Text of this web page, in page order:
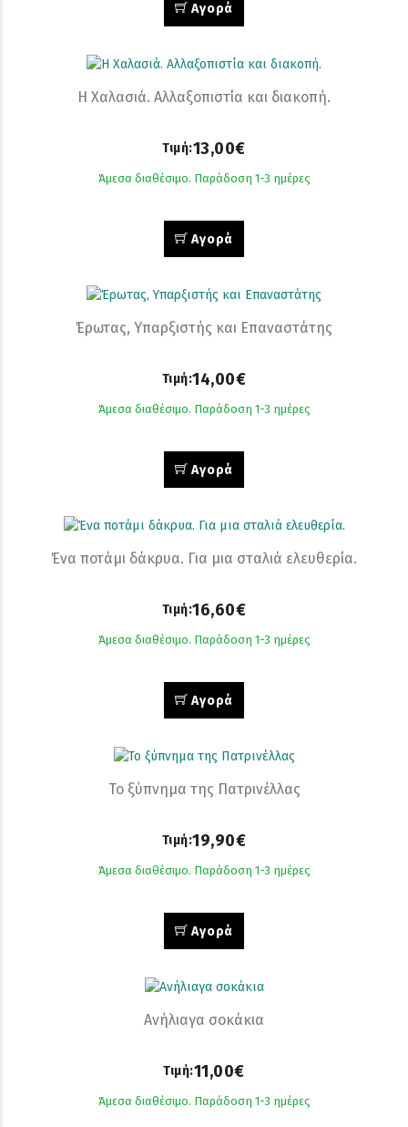
Αγορά
Η Χαλασιά. Αλλαξοπιστία και διακοπή.
Τιμή:13,00€
Άμεσα διαθέσιμο. Παράδοση 1-3 ημέρες
Αγορά
Έρωτας, Υπαρξιστής και Επαναστάτης
Τιμή:14,00€
Άμεσα διαθέσιμο. Παράδοση 1-3 ημέρες
Αγορά
Ένα ποτάμι δάκρυα. Για µια σταλιά ελευθερία.
Τιμή:16,60€
Άμεσα διαθέσιμο. Παράδοση 1-3 ημέρες
Αγορά
Το ξύπνημα της Πατρινέλλας
Τιμή:19,90€
Άμεσα διαθέσιμο. Παράδοση 1-3 ημέρες
Αγορά
Ανήλιαγα σοκάκια
Τιμή:11,00€
Άμεσα διαθέσιμο. Παράδοση 1-3 ημέρες